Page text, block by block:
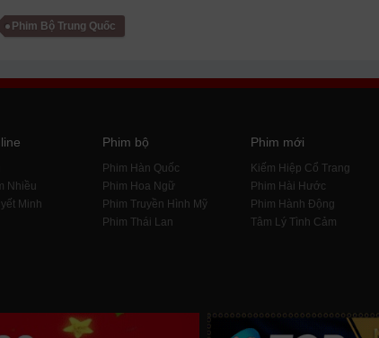
Phim Bộ Trung Quốc
Nhiều
Minh
Phim bộ
Phim Hàn Quốc
Phim Hoa Ngữ
Phim Truyền Hình Mỹ
Phim Thái Lan
Phim mới
Kiếm Hiệp Cổ Trang
Phim Hài Hước
Phim Hành Động
Tâm Lý Tình Cảm